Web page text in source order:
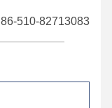
86-510-82713083